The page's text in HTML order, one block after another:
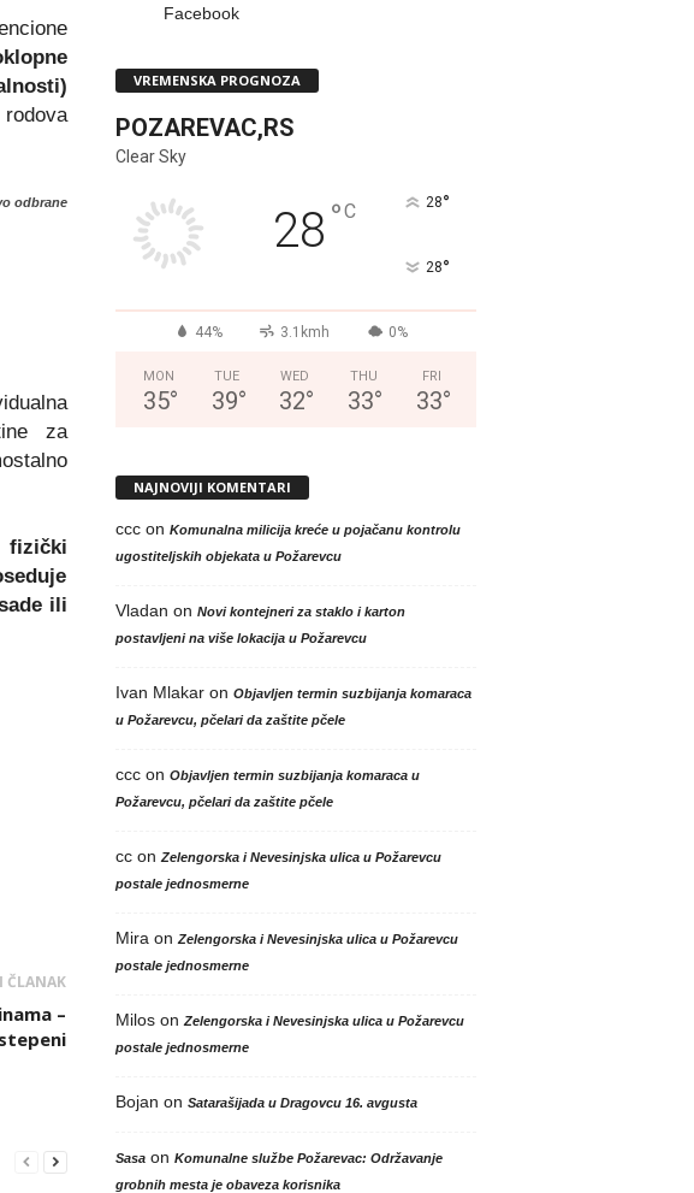
odbrane
za
fizički
ili
ČLANAK
–
Facebook
VREMENSKA PROGNOZA
POZAREVAC,RS
Clear Sky
28 °C 28°
28°
44% 3.1kmh 0%
MON
35°
TUE
39°
WED
32°
THU
33°
FRI
33°
NAJNOVIJI KOMENTARI
cccon Komunalna milicija kreće u pojačanu kontrolu
ugostiteljskih objekata u Požarevcu
Vladan on Novi kontejneri za staklo i karton
postavljeni na više lokacija u Požarevcu
Ivan Mlakaron Objavljen termin suzbijanja komaraca
u Požarevcu, pčelari da zaštite pčele
cccon Objavljen termin suzbijanja komaraca u
Požarevcu, pčelari da zaštite pčele
ccon Zelengorska i Nevesinjska ulica u Požarevcu
postale jednosmerne
Mira on Zelengorska i Nevesinjska ulica u Požarevcu
postale jednosmerne
Miloson Zelengorska i Nevesinjska ulica u Požarevcu
postale jednosmerne
Bojan on Satarašijada u Dragovcu 16. avgusta
Sasaon Komunalne službe Požarevac: Održavanje
grobnih mesta je obaveza korisnika